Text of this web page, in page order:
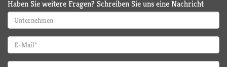
Haben Sie weitere Fragen? Schreiben Sie uns eine Nachricht